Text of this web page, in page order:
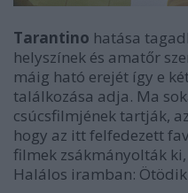
Tarantino hatása
helyszínek és amatőr
máig ható erejét így e
találkozása adja. Ma
csúcsfilmjének tartják,
hogy az itt felfedezett
filmek zsákmányolták
Halálos iramban: Ötödik